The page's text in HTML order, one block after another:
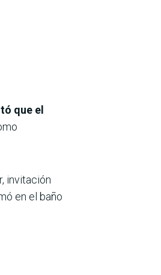
que el
invitación
en el baño